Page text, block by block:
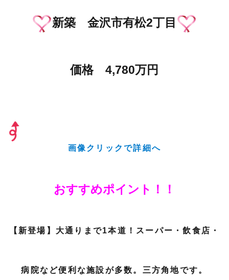
新築 金沢市有松2丁目
価格 4,780万円
画像クリックで詳細へ
おすすめポイント！！
【新登場】大通りまで1本道！スーパー・飲食店・
病院など便利な施設が多数。三方角地です。